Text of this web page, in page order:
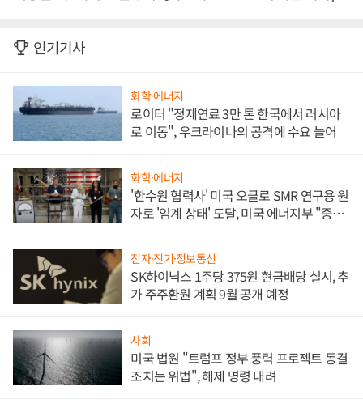
인기기사
화학·에너지
로이터 "정제연료 3만 톤 한국에서 러시아
로 이동", 우크라이나의 공격에 수요 늘어
화학·에너지
'한수원 협력사' 미국 오클로 SMR 연구용 원
자로 '임계 상태' 도달, 미국 에너지부 "중요
전자·전기·정보통신
SK하이닉스 1주당 375원 현금배당 실시, 추
가 주주환원 계획 9월 공개 예정
사회
미국 법원 "트럼프 정부 풍력 프로젝트 동결
조치는 위법", 해제 명령 내려